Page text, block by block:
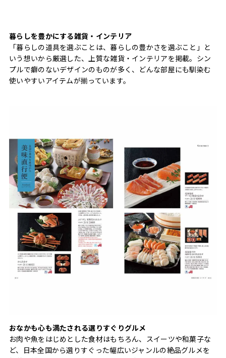
暮らしを豊かにする雑貨・インテリア
「暮らしの道具を選ぶことは、暮らしの豊かさを選ぶこと」と
いう想いから厳選した、上質な雑貨・インテリアを掲載。シン
プルで癖のないデザインのものが多く、どんな部屋にも馴染む
使いやすいアイテムが揃っています。
おなかも心も満たされる選りすぐりグルメ
お肉や魚をはじめとした食材はもちろん、スイーツや和菓子な
ど、日本全国から選りすぐった幅広いジャンルの絶品グルメを